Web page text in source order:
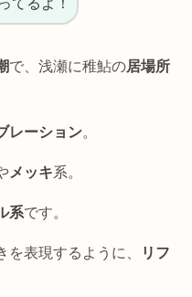
てるよ！
で、浅瀬に稚鮎の居場所
レーション。
メッキ系。
系です。
を表現するように、
リフ